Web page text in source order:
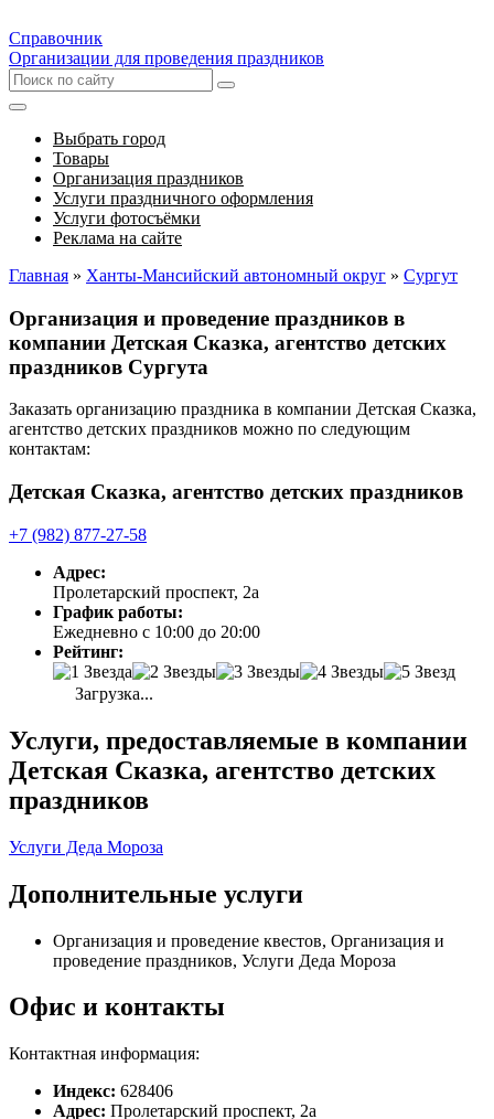
Справочник
Организации для проведения праздников
Выбрать город
Товары
Организация праздников
Услуги праздничного оформления
Услуги фотосъёмки
Реклама на сайте
Главная » Ханты-Мансийский автономный округ » Сургут
Организация и проведение праздников в
компании Детская Сказка, агентство детских
праздников Сургута
Заказать организацию праздника в компании Детская Сказка,
агентство детских праздников можно по следующим
контактам:
Детская Сказка, агентство детских праздников
+7 (982) 877-27-58
Адрес:
Пролетарский проспект, 2а
График работы:
Ежедневно с 10:00 до 20:00
Рейтинг:
Загрузка...
Услуги, предоставляемые в компании
Детская Сказка, агентство детских
праздников
Услуги Деда Мороза
Дополнительные услуги
Организация и проведение квестов, Организация и
проведение праздников, Услуги Деда Мороза
Офис и контакты
Контактная информация:
Индекс: 628406
Адрес: Пролетарский проспект, 2а